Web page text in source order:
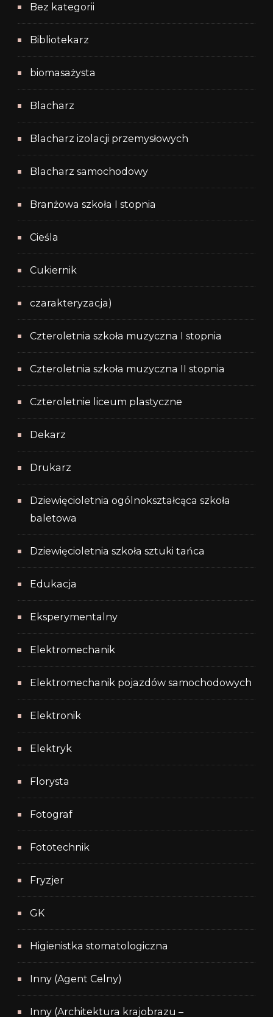
Bez kategorii
Bibliotekarz
biomasażysta
Blacharz
Blacharz izolacji przemysłowych
Blacharz samochodowy
Branżowa szkoła I stopnia
Cieśla
Cukiernik
czarakteryzacja)
Czteroletnia szkoła muzyczna I stopnia
Czteroletnia szkoła muzyczna II stopnia
Czteroletnie liceum plastyczne
Dekarz
Drukarz
Dziewięcioletnia ogólnokształcąca szkoła
baletowa
Dziewięcioletnia szkoła sztuki tańca
Edukacja
Eksperymentalny
Elektromechanik
Elektromechanik pojazdów samochodowych
Elektronik
Elektryk
Florysta
Fotograf
Fototechnik
Fryzjer
GK
Higienistka stomatologiczna
Inny (Agent Celny)
Inny (Architektura krajobrazu –